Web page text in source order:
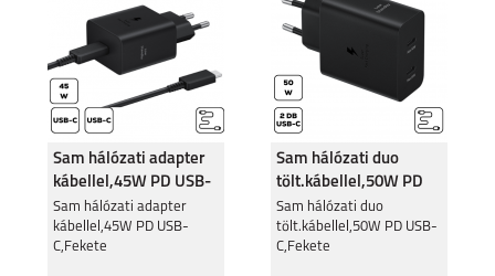
Sam hálózati adapter
kábellel,45W PD USB-
C,Fekete
Sam hálózati adapter
kábellel,45W PD USB-
C,Fekete
Sam hálózati duo
tölt.kábellel,50W PD
USB-C,Fekete
Sam hálózati duo
tölt.kábellel,50W PD USB-
C,Fekete